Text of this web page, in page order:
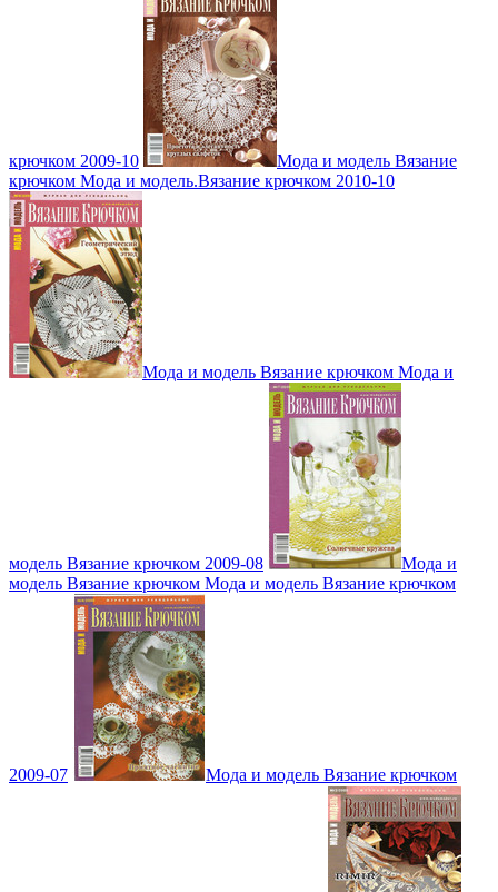
крючком 2009-10
Мода и модель Вязание
крючком Мода и модель.Вязание крючком 2010-10
Мода и модель Вязание крючком Мода и
модель Вязание крючком 2009-08
Мода и
модель Вязание крючком Мода и модель Вязание крючком
2009-07 Мода и модель Вязание крючком